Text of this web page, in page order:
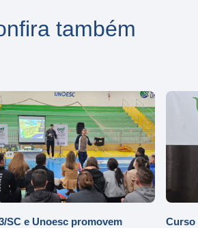
também
SC e Unoesc promovem
Curso